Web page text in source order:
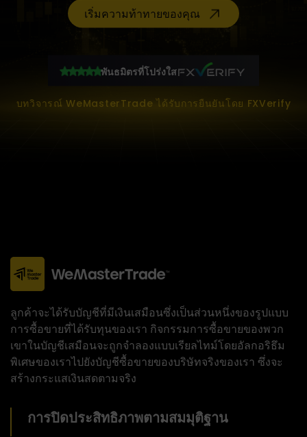
เริ่มความท้าทายของคุณ
พันธมิตรที่โปร่งใส
บทวิจารณ์ WeMasterTrade ได้รับการยืนยันโดย FXVerify
ลูกค้าจะได้รับบัญชีที่มีเงินเสมือนซึ่งเป็นส่วนหนึ่งของรูปแบบ
การซื้อขายที่ได้รับทุนของเรา กิจกรรมการซื้อขายของพวก
เขาในบัญชีเสมือนจะถูกจำลองแบบเรียลไทม์โดยอัลกอริธึม
พิเศษของเราไปยังบัญชีซื้อขายของบริษัทจริงของเรา ซึ่งจะ
สร้างกระแสเงินสดตามจริง
การปิดประสิทธิภาพตามสมมุติฐาน